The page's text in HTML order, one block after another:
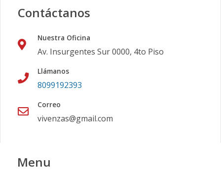
Contáctanos
Nuestra Oficina
Av. Insurgentes Sur 0000, 4to Piso
Llámanos
8099192393
Correo
vivenzas@gmail.com
Menu